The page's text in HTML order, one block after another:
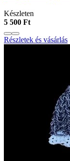
Készleten
5 500 Ft
Részletek és vásárlás